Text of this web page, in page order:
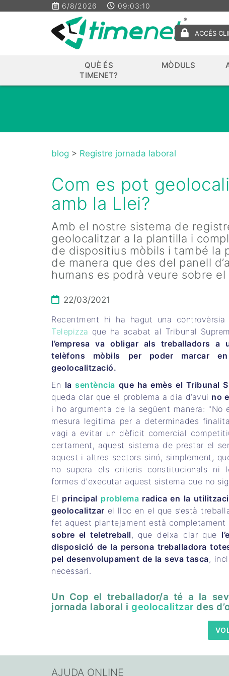
6/8/2026 09:03:10
ACCÉS
QUÈ ÉS
TIMENET?
MÒDULS
blog > Registre jornada laboral
Com es pot
amb la Llei?
Amb el nostre sistema de
geolocalitzar a la plantilla i
de dispositius mòbils i també la
de manera que des del panell
humans es podrà veure sobre
22/03/2021
Recentment hi ha hagut una
Telepizza que ha acabat al Tribunal
l’empresa va obligar als treballadors
telèfons mòbils per poder marcar
geolocalització.
En la sentència que ha emès el Tribunal
queda clar que el problema a dia d’avui no
i ho argumenta de la següent manera: "No
mesura legitima per a determinades
vagi a evitar un dèficit comercial
certament, aquest sistema de prestar el
aquest i altres sectors sinó, simplement,
no supera els criteris constitucionals ni
formes d'executar aquest sistema que no
El principal problema radica en la
geolocalitzar el lloc en el que s’està
fet aquest plantejament està completament
sobre el teletreball, que deixa clar que
disposició de la persona treballadora
pel desenvolupament de la seva tasca,
necessari.
Un Cop el treballador/a té a la
jornada laboral i geolocalitzar des
AJUDA ONLINE